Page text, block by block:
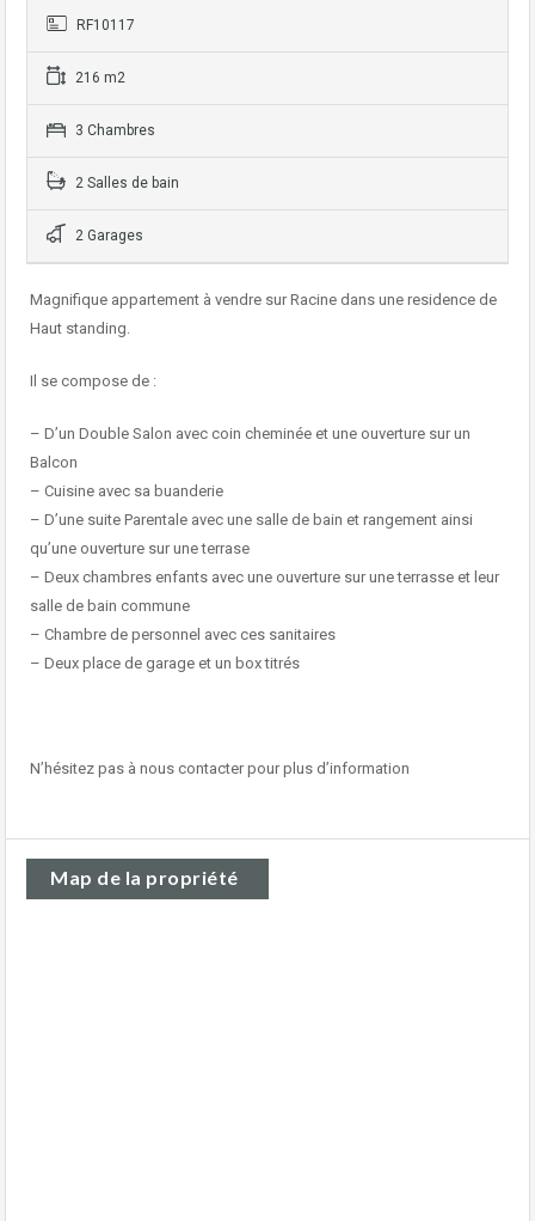
RF10117
216 m2
3 Chambres
2 Salles de bain
2 Garages
Magnifique appartement à vendre sur Racine dans une residence de
Haut standing.
Il se compose de :
– D’un Double Salon avec coin cheminée et une ouverture sur un
Balcon
– Cuisine avec sa buanderie
– D’une suite Parentale avec une salle de bain et rangement ainsi
qu’une ouverture sur une terrase
– Deux chambres enfants avec une ouverture sur une terrasse et leur
salle de bain commune
– Chambre de personnel avec ces sanitaires
– Deux place de garage et un box titrés
N’hésitez pas à nous contacter pour plus d’information
Map de la propriété